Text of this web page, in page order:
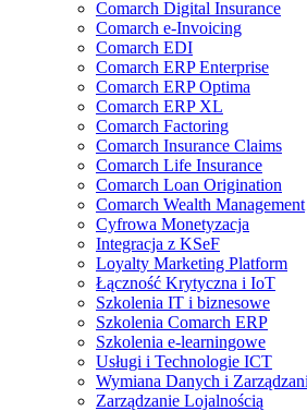
Comarch Digital Insurance
Comarch e-Invoicing
Comarch EDI
Comarch ERP Enterprise
Comarch ERP Optima
Comarch ERP XL
Comarch Factoring
Comarch Insurance Claims
Comarch Life Insurance
Comarch Loan Origination
Comarch Wealth Management
Cyfrowa Monetyzacja
Integracja z KSeF
Loyalty Marketing Platform
Łączność Krytyczna i IoT
Szkolenia IT i biznesowe
Szkolenia Comarch ERP
Szkolenia e-learningowe
Usługi i Technologie ICT
Wymiana Danych i
Zarządzanie Lojalnością